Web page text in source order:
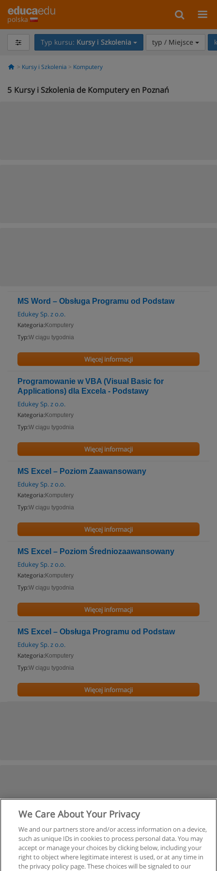
polska
Typ kursu: Kursy i Szkolenia typ / Miejsce
Kursy i Szkolenia Komputery
5 Kursy i Szkolenia de Komputery en Poznań
MS Word – Obsługa Programu od Podstaw
Edukey Sp. z o.o.
Kategoria: Komputery
Typ:W ciągu tygodnia
Więcej informacji
Programowanie w VBA (Visual Basic for
Applications) dla Excela - Podstawy
Edukey Sp. z o.o.
Kategoria: Komputery
Typ:W ciągu tygodnia
Więcej informacji
MS Excel – Poziom Zaawansowany
Edukey Sp. z o.o.
Kategoria: Komputery
Typ:W ciągu tygodnia
Więcej informacji
MS Excel – Poziom Średniozaawansowany
Edukey Sp. z o.o.
Kategoria: Komputery
Typ:W ciągu tygodnia
Więcej informacji
MS Excel – Obsługa Programu od Podstaw
Edukey Sp. z o.o.
Kategoria: Komputery
Typ:W ciągu tygodnia
Więcej informacji
We Care About Your Privacy
We and our partners store and/or access information on a device,
such as unique IDs in cookies to process personal data. You may
accept or manage your choices by clicking below, including your
right to object where legitimate interest is used, or at any time in
the privacy policy page. These choices will be signaled to our